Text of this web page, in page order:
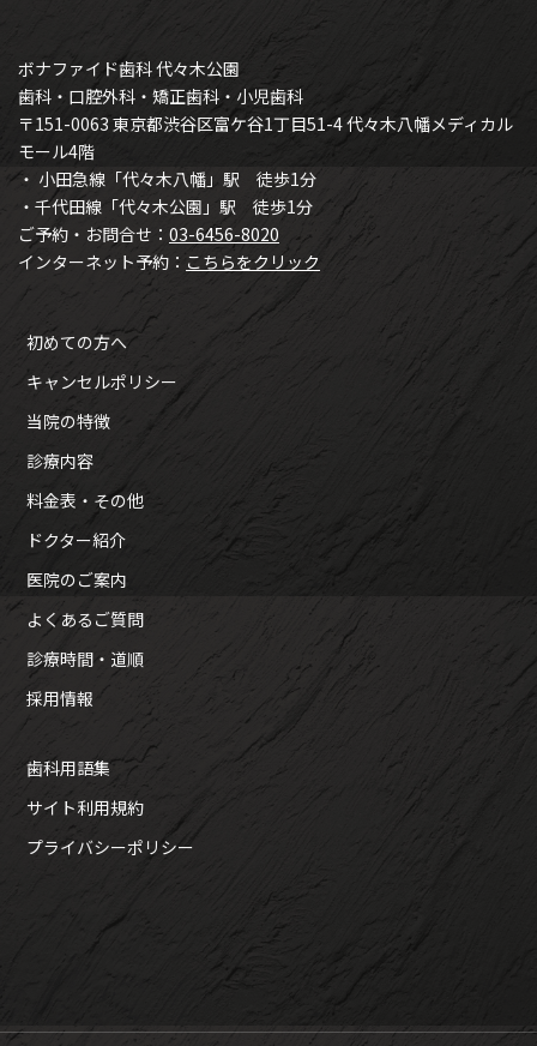
ボナファイド歯科 代々木公園
歯科・口腔外科・矯正歯科・小児歯科
〒151-0063 東京都渋谷区富ケ谷1丁目51-4 代々木八幡メディカル
モール4階
・ 小田急線「代々木八幡」駅 徒歩1分
・千代田線「代々木公園」駅 徒歩1分
ご予約・お問合せ： 03-6456-8020
インターネット予約： こちらをクリック
初めての方へ
キャンセルポリシー
当院の特徴
診療内容
料金表・その他
ドクター紹介
医院のご案内
よくあるご質問
診療時間・道順
採用情報
歯科用語集
サイト利用規約
プライバシーポリシー